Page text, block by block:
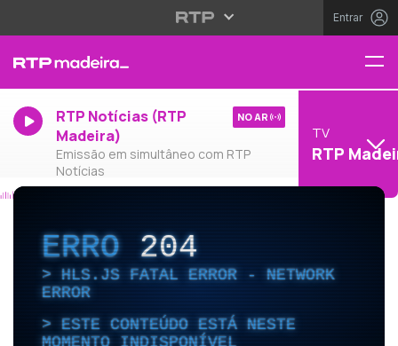
Entrar
RTP Notícias (RTP
Madeira)
Emissão em simultâneo com RTP
Notícias
NO AR
TV
RTP
ERRO204
HLS.JS FATAL ERROR - NETWORK
ERROR
ESTE CONTEÚDO ESTÁ NESTE
MOMENTO INDISPONÍVEL